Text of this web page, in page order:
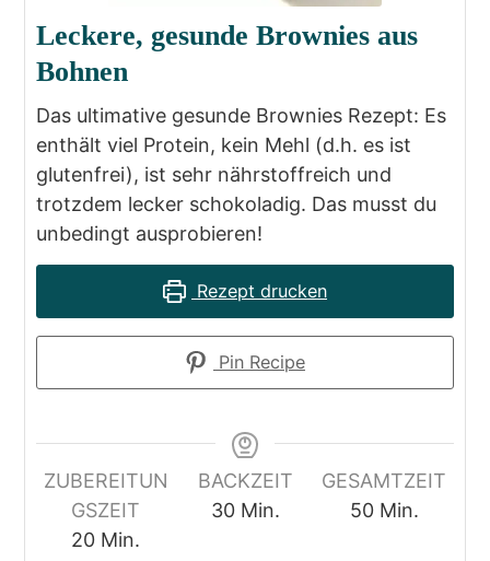
Leckere, gesunde Brownies aus
Bohnen
Das ultimative gesunde Brownies Rezept: Es
enthält viel Protein, kein Mehl (d.h. es ist
glutenfrei), ist sehr nährstoffreich und
trotzdem lecker schokoladig. Das musst du
unbedingt ausprobieren!
Rezept drucken
Pin Recipe
ZUBEREITUN
GSZEIT
20Minuten
Min.
BACKZEIT
30Minuten
Min.
GESAMTZEIT
50Minuten
Min.